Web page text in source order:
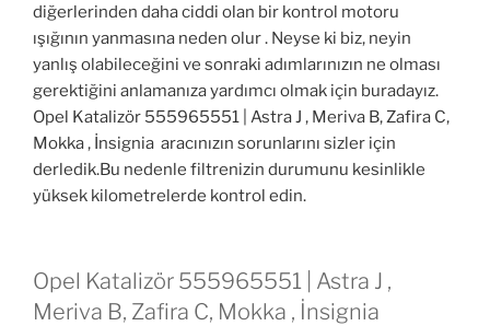
diğerlerinden daha ciddi olan bir kontrol motoru
ışığının yanmasına neden olur . Neyse ki biz, neyin
yanlış olabileceğini ve sonraki adımlarınızın ne olması
gerektiğini anlamanıza yardımcı olmak için buradayız.
Opel Katalizör 555965551 | Astra J , Meriva B, Zafira C,
Mokka , İnsignia aracınızın sorunlarını sizler için
derledik.Bu nedenle filtrenizin durumunu kesinlikle
yüksek kilometrelerde kontrol edin.
Opel Katalizör 555965551 | Astra J ,
Meriva B, Zafira C, Mokka , İnsignia